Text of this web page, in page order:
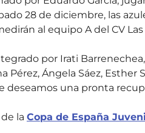
28 de diciembre, las
al equipo A del CV Las
por Irati
Pérez, Ángela Sáez,
deseamos una pronta
la Copa de España